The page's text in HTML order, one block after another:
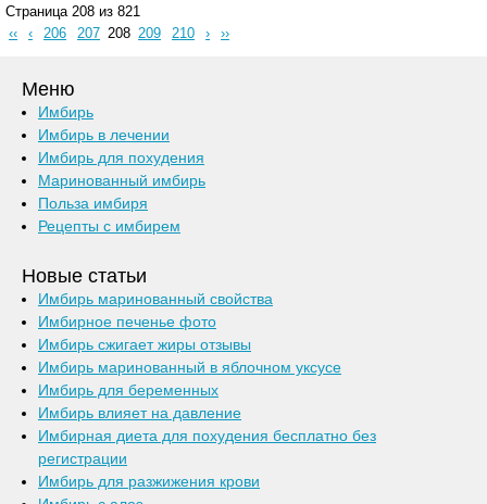
Страница 208 из 821
‹‹
‹ 206 207 208 209 210 › ››
Меню
Имбирь
Имбирь в лечении
Имбирь для похудения
Маринованный имбирь
Польза имбиря
Рецепты с имбирем
Новые статьи
Имбирь маринованный свойства
Имбирное печенье фото
Имбирь сжигает жиры отзывы
Имбирь маринованный в яблочном уксусе
Имбирь для беременных
Имбирь влияет на давление
Имбирная диета для похудения бесплатно без
регистрации
Имбирь для разжижения крови